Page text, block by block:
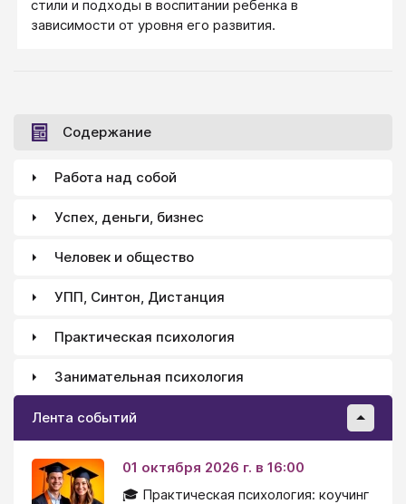
стили и подходы в воспитании ребенка в
зависимости от уровня его развития.
Содержание
Работа над собой
Успех, деньги, бизнес
Человек и общество
УПП, Синтон, Дистанция
Практическая психология
Занимательная психология
Лента событий
01 октября 2026 г. в 16:00
🎓 Практическая психология: коучинг